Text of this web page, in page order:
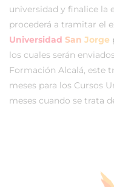
universidad y finalice la
procederá a tramitar el
Universidad San Jorge
los cuales serán
Formación Alcalá, este
meses para los Cursos
meses cuando se trata